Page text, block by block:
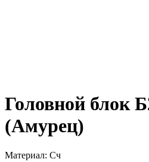
Головной блок
(Амурец)
Материал: Сч